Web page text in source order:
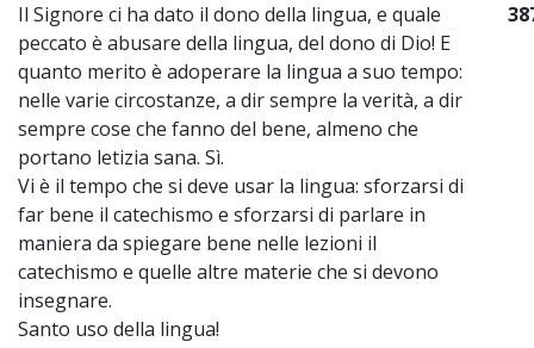
Il Signore ci ha dato il dono della lingua, e quale
peccato è abusare della lingua, del dono di Dio! E
quanto merito è adoperare la lingua a suo tempo:
nelle varie circostanze, a dir sempre la verità, a dir
sempre cose che fanno del bene, almeno che
portano letizia sana. Sì.
Vi è il tempo che si deve usar la lingua: sforzarsi di
far bene il catechismo e sforzarsi di parlare in
maniera da spiegare bene nelle lezioni il
catechismo e quelle altre materie che si devono
insegnare.
Santo uso della lingua!